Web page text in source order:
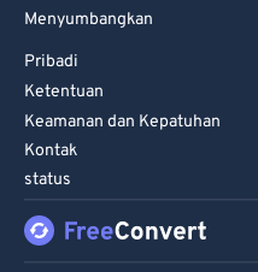
Menyumbangkan
Pribadi
Ketentuan
Keamanan dan Kepatuhan
Kontak
status